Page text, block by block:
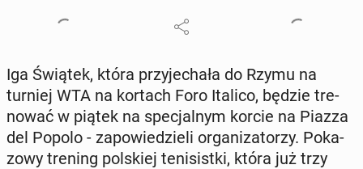
Iga Świątek, która przy­je­cha­ła do Rzymu na
turniej WTA na kortach Foro Italico, będzie tre­
no­wać w piątek na spe­cjal­nym korcie na Piazza
del Popolo - za­po­wie­dzie­li or­ga­ni­za­to­rzy. Po­ka­
zo­wy trening pol­skiej te­ni­sist­ki, która już trzy